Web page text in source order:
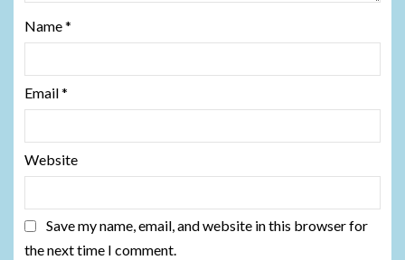
Name*
Email*
Website
Save my name, email, and website in this browser for
the next time I comment.